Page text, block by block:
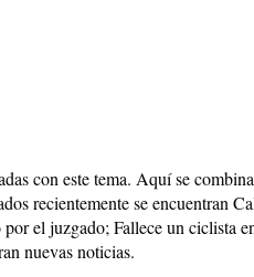
con este tema. Aquí se
recientemente se encuentran
el juzgado; Fallece un ciclista
nuevas noticias.